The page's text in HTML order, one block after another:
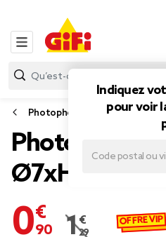
Indiquez
pour voir
Photophore et bougeoir
Photophore
Ø7xH8cm (3
0,90 €
Prix remisé
1,29 € OFFRE VIP